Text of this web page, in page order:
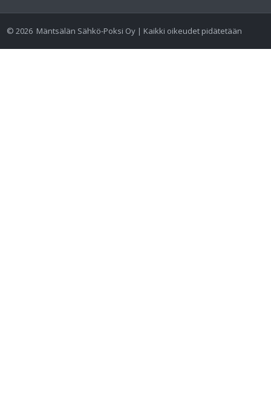
©2026 Mäntsälän Sähkö-Poksi Oy | Kaikki oikeudet pidätetään